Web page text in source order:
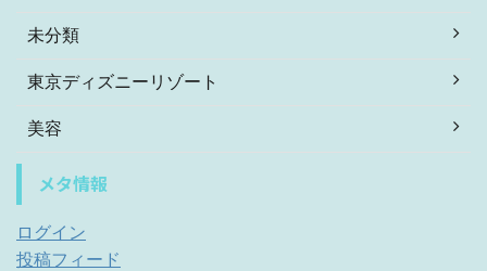
未分類
東京ディズニーリゾート
美容
メタ情報
ログイン
投稿フィード